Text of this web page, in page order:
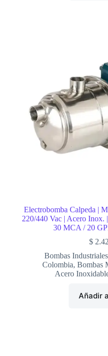
Electrobomba Calpeda |
220/440 Vac | Acero
30 MCA / 20
$
Bombas
Colombia, Bombas
Acero
Añadir